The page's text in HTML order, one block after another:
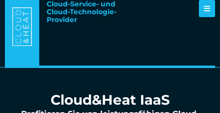
Cloud-Service- und
Cloud-Technologie-
Provider
Cloud&Heat IaaS